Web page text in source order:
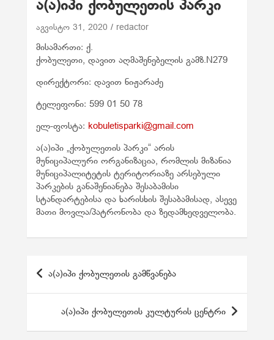
ა(ა)იპი ქობულეთის პარკი
აგვისტო 31, 2020 redactor
მისამართი: ქ.
ქობულეთი, დავით აღმაშენებელის გამზ.N279
დირექტორი: დავით ნიჟარაძე
ტელეფონი: 599 01 50 78
ელ-ფოსტა: kobuletisparki@gmail.com
ა(ა)იპი „ქობულეთის პარკი“ არის
მუნიციპალური ორგანიზაცია, რომლის მიზანია
მუნიციპალიტეტის ტერიტორიაზე არსებული
პარკების განაშენიანება შესაბამისი
სტანდარტებისა და ხარისხის შესაბამისად, ასევე
მათი მოვლა/პატრონობა და ზედამხედველობა.
ა(ა)იპი ქობულეთის გამწვანება
ა(ა)იპი ქობულეთის კულტურის ცენტრი